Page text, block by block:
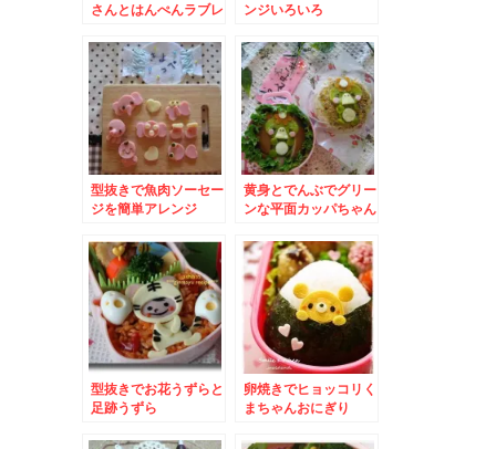
さんとはんぺんラブレ
ンジいろいろ
型抜きで魚肉ソーセー
ジを簡単アレンジ
黄身とでんぶでグリー
ンな平面カッパちゃん
型抜きでお花うずらと
足跡うずら
卵焼きでヒョッコリく
まちゃんおにぎり